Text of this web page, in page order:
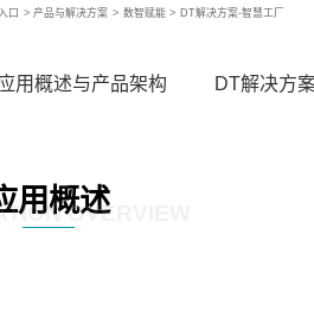
口 > 产品与解决方案 > 数智赋能 > DT解决方案-智慧工厂
用概述与产品架构 DT解决方
用概述OVERVIEW